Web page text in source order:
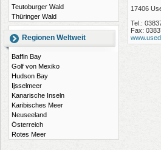
Teutoburger Wald
Thüringer Wald
Regionen Weltweit
Baffin Bay
Golf von Mexiko
Hudson Bay
Ijsselmeer
Kanarische Inseln
Karibisches Meer
Neuseeland
Österreich
Rotes Meer
17406
Tel.:
Fax: